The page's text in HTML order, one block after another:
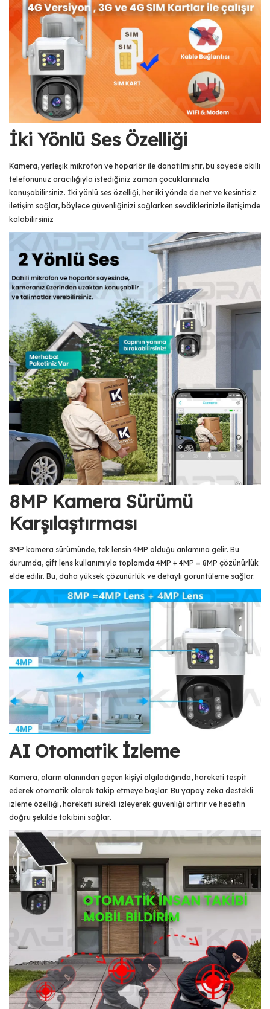
İki Yönlü Ses Özelliği
Kamera, yerleşik mikrofon ve hoparlör ile donatılmıştır, bu sayede akıllı
telefonunuz aracılığıyla istediğiniz zaman çocuklarınızla
konuşabilirsiniz. İki yönlü ses özelliği, her iki yönde de net ve kesintisiz
iletişim sağlar, böylece güvenliğinizi sağlarken sevdiklerinizle iletişimde
kalabilirsiniz
8MP Kamera Sürümü
Karşılaştırması
8MP kamera sürümünde, tek lensin 4MP olduğu anlamına gelir. Bu
durumda, çift lens kullanımıyla toplamda 4MP + 4MP = 8MP çözünürlük
elde edilir. Bu, daha yüksek çözünürlük ve detaylı görüntüleme sağlar.
AI Otomatik İzleme
Kamera, alarm alanından geçen kişiyi algıladığında, hareketi tespit
ederek otomatik olarak takip etmeye başlar. Bu yapay zeka destekli
izleme özelliği, hareketi sürekli izleyerek güvenliği artırır ve hedefin
doğru şekilde takibini sağlar.